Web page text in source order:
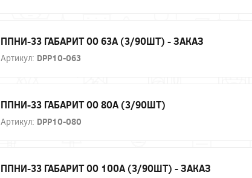
ППНИ-33 ГАБАРИТ 00 63А (3/90ШТ) - ЗАКАЗ
Артикул: DPP10-063
ППНИ-33 ГАБАРИТ 00 80А (3/90ШТ)
Артикул: DPP10-080
ППНИ-33 ГАБАРИТ 00 100А (3/90ШТ) - ЗАКАЗ